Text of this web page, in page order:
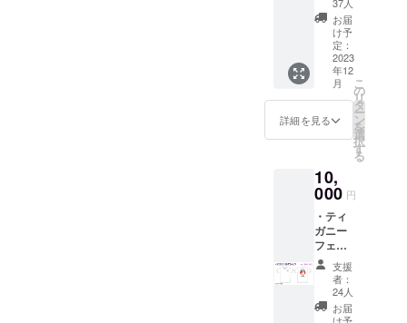
をメー
ルにて
送らせ
ていた
だきま
す。
（YouT
ubeにて
礼の動
画（特
典映像
あり）
とイベ
ント写
真を使
用した
手書き
カード
を送ら
せてい
ただき
ます ※
お礼の
動画内
でお一
人お一
人のお
名前を
37人
お届
け予
定：
2023
年12
月
詳細を見る
こ
の
リ
タ
ー
ン
を
選
択
す
る
10,
000 円
・ティ
ガニー
フェス
2023オ
リジナ
ルTシャ
ツ ・
商品
支援
者：
24人
お届